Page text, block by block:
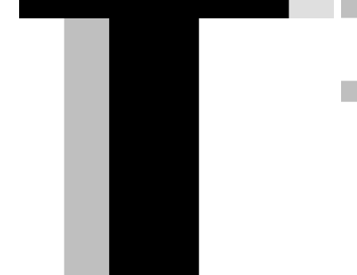
προσλάβει μέσα στη χρονιά 6.000